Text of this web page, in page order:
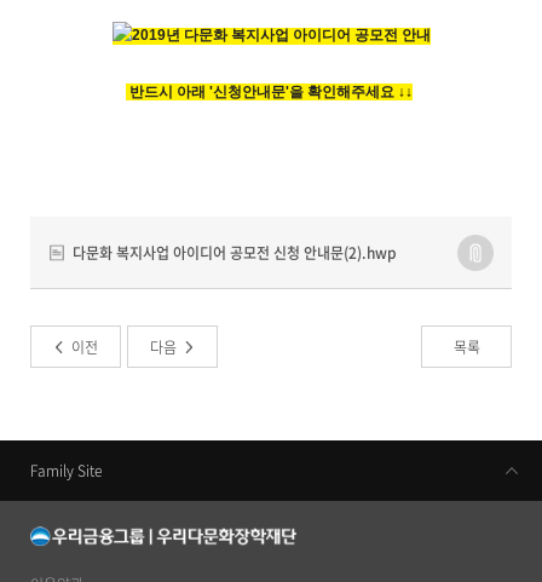
반드시 아래 '신청안내문'을 확인해주세요 ↓↓
다문화 복지사업 아이디어 공모전 신청 안내문(2).hwp
이전 다음 목록
Family Site
우리금융지주
우리은행
동양생명